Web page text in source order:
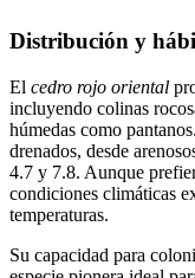
Distribución y
El cedro rojo oriental
incluyendo colinas
húmedas como
drenados, desde
4.7 y 7.8. Aunque
condiciones climáticas
temperaturas.
Su capacidad para